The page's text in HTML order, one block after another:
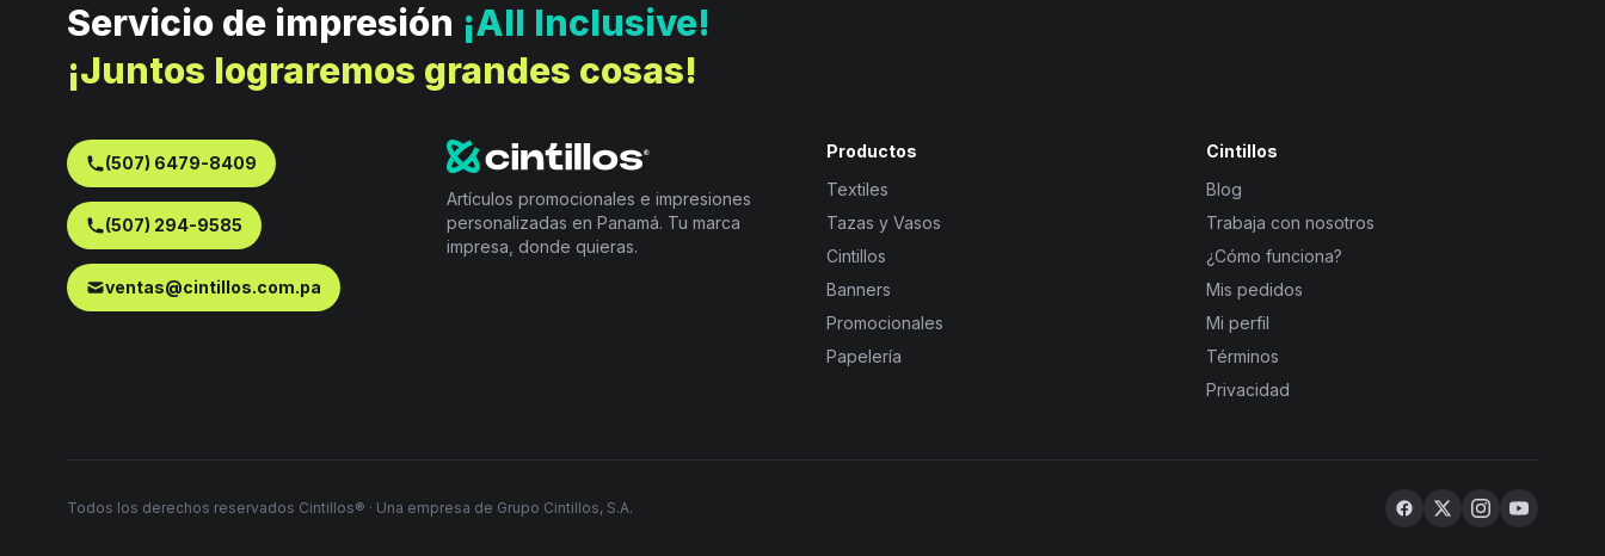
Servicio de impresión ¡All Inclusive!
¡Juntos lograremos grandes cosas!
(507) 6479-8409
(507) 294-9585
ventas@cintillos.com.pa
Artículos promocionales e impresiones
personalizadas en Panamá. Tu marca
impresa, donde quieras.
Productos
Textiles
Tazas y Vasos
Cintillos
Banners
Promocionales
Papelería
Cintillos
Blog
Trabaja con nosotros
¿Cómo funciona?
Mis pedidos
Mi perfil
Términos
Privacidad
Todos los derechos reservados Cintillos® · Una empresa de Grupo Cintillos, S.A.